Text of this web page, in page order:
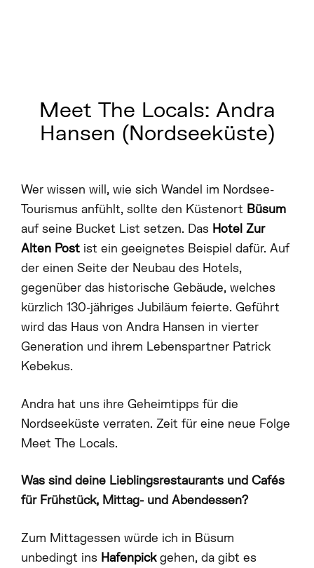
Meet The Locals: Andra
Hansen (Nordseeküste)
Wer wissen will, wie sich Wandel im Nordsee-
Tourismus anfühlt, sollte den Küstenort Büsum
auf seine Bucket List setzen. Das Hotel Zur
Alten Post ist ein geeignetes Beispiel dafür. Auf
der einen Seite der Neubau des Hotels,
gegenüber das historische Gebäude, welches
kürzlich 130-jähriges Jubiläum feierte. Geführt
wird das Haus von Andra Hansen in vierter
Generation und ihrem Lebenspartner Patrick
Kebekus.
Andra hat uns ihre Geheimtipps für die
Nordseeküste verraten. Zeit für eine neue Folge
Meet The Locals.
Was sind deine Lieblingsrestaurants und Cafés
für Frühstück, Mittag- und Abendessen?
Zum Mittagessen würde ich in Büsum
unbedingt ins Hafenpickgehen, da gibt es